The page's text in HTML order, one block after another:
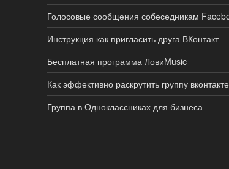
Голосовые сообщения собеседникам
Инструкция как пригласить друга ВКонтакт
Бесплатная программа ЛовиMusic
Как эффективно раскрутить группу вконтакте
Группа в Одноклассниках для бизнеса